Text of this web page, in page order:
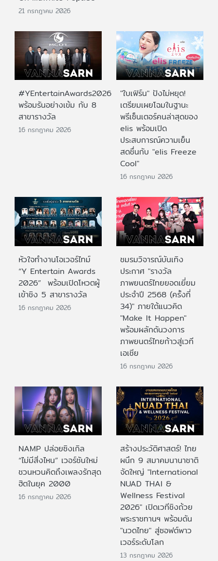
21 กรกฎาคม 2026
#YEntertainAwards2026
พร้อมรันอย่างเข้ม กับ 8
สาขารางวัล
16 กรกฎาคม 2026
"ใบเฟิร์น" ปังไม่หยุด!
เตรียมเผยโฉมในฐานะ
พรีเซ็นเตอร์คนล่าสุดของ
elis พร้อมเปิด
ประสบการณ์ความเย็น
สดชื่นกับ "elis Freeze
Cool"
16 กรกฎาคม 2026
หัวใจทำงานโอเวอร์ไทม์
“Y Entertain Awards
2026” พร้อมเปิดโหวตผู้
เข้าชิง 5 สาขารางวัล
16 กรกฎาคม 2026
ชมรมวิจารณ์บันเทิง
ประกาศ "รางวัล
ภาพยนตร์ไทยยอดเยี่ยม
ประจําปี 2568 (ครั้งที่
34)" ภายใต้แนวคิด
"Make It Happen"
พร้อมผลักดันวงการ
ภาพยนตร์ไทยก้าวสู่เวที
เอเชีย
16 กรกฎาคม 2026
NAMP ปล่อยซิงเกิล
“ไม่มีสิ่งไหน” เวอร์ชันใหม่
ชวนหวนคิดถึงเพลงรักสุด
ฮิตในยุค 2000
16 กรกฎาคม 2026
สร้างประวัติศาสตร์! ไทย
ผนึก 9 สมาคมนานาชาติ
จัดใหญ่ "International
NUAD THAI &
Wellness Festival
2026" เปิดเวทีชิงถ้วย
พระราชทานฯ พร้อมดัน
"นวดไทย" สู่ซอฟต์พาว
เวอร์ระดับโลก
13 กรกฎาคม 2026